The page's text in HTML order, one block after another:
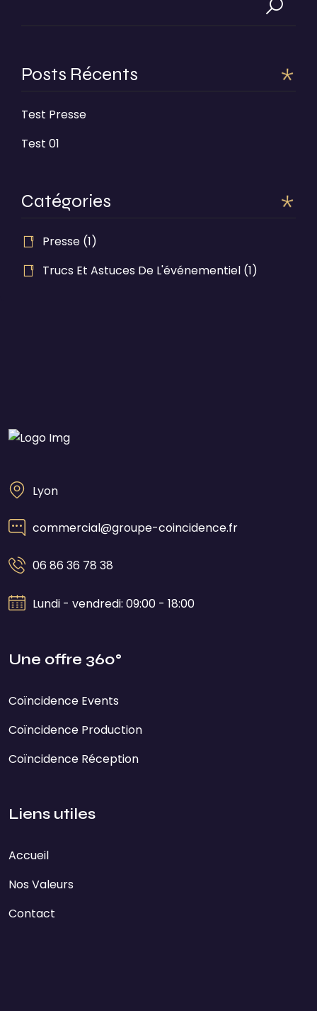
Posts Récents
Test Presse
Test 01
Catégories
Presse (1)
Trucs Et Astuces De L'événementiel (1)
Lyon
commercial@groupe-coincidence.fr
06 86 36 78 38
Lundi - vendredi: 09:00 - 18:00
Une offre 360°
Coïncidence Events
Coïncidence Production
Coïncidence Réception
Liens utiles
Accueil
Nos Valeurs
Contact